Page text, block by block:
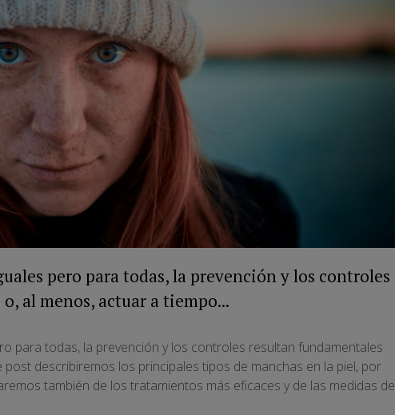
pero para todas, la prevención y los controles
al menos, actuar a tiempo...
para todas, la prevención y los controles resultan fundamentales
describiremos los principales tipos de manchas en la piel, por
también de los tratamientos más eficaces y de las medidas de